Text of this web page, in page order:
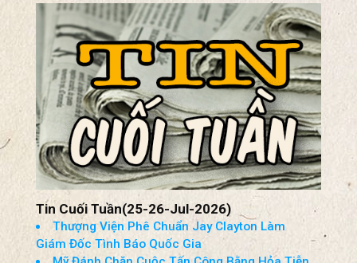
Tin Cuối Tuần(25-26-Jul-2026)
Thượng Viện Phê Chuẩn Jay Clayton Làm
Giám Đốc Tình Báo Quốc Gia